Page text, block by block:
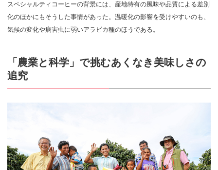
スペシャルティコーヒーの背景には、産地特有の風味や品質による差別
化のほかにもそうした事情があった。温暖化の影響を受けやすいのも、
気候の変化や病害虫に弱いアラビカ種のほうである。
「農業と科学」で挑むあくなき美味しさの
追究